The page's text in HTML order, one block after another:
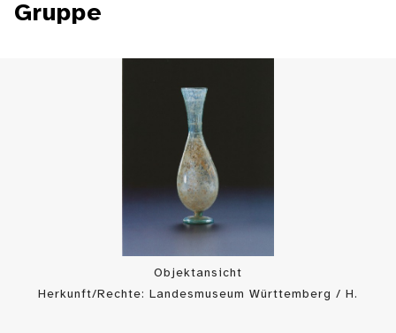
Gruppe
Objektansicht
Herkunft/Rechte: Landesmuseum Württemberg / H.